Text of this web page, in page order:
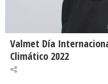
Valmet Día
Climático 2022